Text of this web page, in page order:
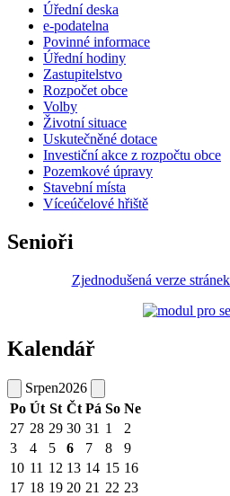
Úřední deska
e-podatelna
Povinné informace
Úřední hodiny
Zastupitelstvo
Rozpočet obce
Volby
Životní situace
Uskutečněné dotace
Investiční akce z rozpočtu obce
Pozemkové úpravy
Stavební místa
Víceúčelové hřiště
Senioři
Zjednodušená verze
Kalendář
Srpen2026
Po Út St Čt Pá So Ne
27 28 29 30 31 1
2
3
4 5 6 7 8
9
10 11 12 13 14 15 16
17 18 19 20 21 22 23